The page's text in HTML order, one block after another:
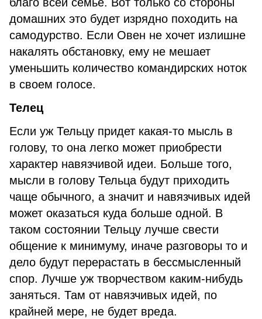
домашних это будет изрядно походить на
самодурство. Если Овен не хочет излишне
накалять обстановку, ему не мешает
уменьшить количество командирских ноток
в своем голосе.
Телец
Если уж Тельцу придет какая-то мысль в
голову, то она легко может приобрести
характер навязчивой идеи. Больше того,
мысли в голову Тельца будут приходить
чаще обычного, а значит и навязчивых идей
может оказаться куда больше одной. В
таком состоянии Тельцу лучше свести
общение к минимуму, иначе разговоры то и
дело будут перерастать в бессмысленный
спор. Лучше уж творчеством каким-нибудь
заняться. Там от навязчивых идей, по
крайней мере, не будет вреда.